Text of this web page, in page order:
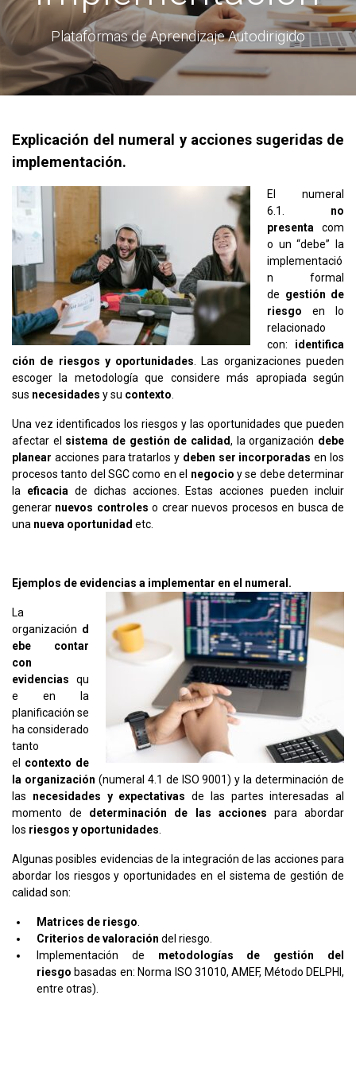
Plataformas de Aprendizaje Autodirigido
Explicación del numeral y acciones sugeridas de
implementación.
El numeral
6.1. no
presenta com
o un “debe” la
implementació
n formal
de gestión de
riesgo en lo
relacionado
con: identifica
ción de riesgos y oportunidades . Las organizaciones pueden
escoger la metodología que considere más apropiada según
sus necesidades y su contexto
Una vez identificados los riesgos y las oportunidades que pueden
afectar el sistema de gestión de calidad, la organización debe
planear acciones para tratarlos y deben ser incorporadas en los
procesos tanto del SGC como en el negocio y se debe determinar
la eficacia de dichas acciones. Estas acciones pueden incluir
generar nuevos controles o crear nuevos procesos en busca de
una nueva oportunidad etc.
Ejemplos de evidencias a implementar en el numeral.
La
organización d
ebe contar
con
evidencias qu
e en la
planificación se
ha considerado
tanto
el contexto de
la organización (numeral 4.1 de ISO 9001) y la determinación de
las necesidades y expectativas de las partes interesadas al
momento de determinación de las acciones para abordar
los riesgos y oportunidades
Algunas posibles evidencias de la integración de las acciones para
abordar los riesgos y oportunidades en el sistema de gestión de
calidad son:
Matrices de riesgo
Criterios de valoración del riesgo.
Implementación de metodologías de gestión del
riesgo basadas en: Norma ISO 31010, AMEF, Método DELPHI,
entre otras).